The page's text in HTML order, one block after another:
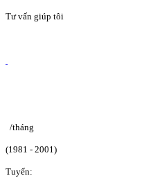
Tư vấn giúp tôi
/tháng
(1981 - 2001)
Tuyển: